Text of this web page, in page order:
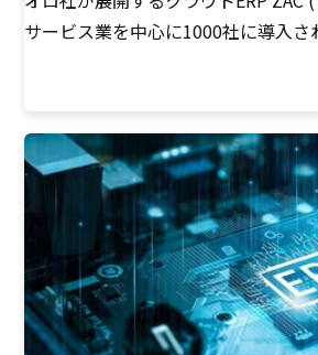
サービス業を中心に1000社に導入さ